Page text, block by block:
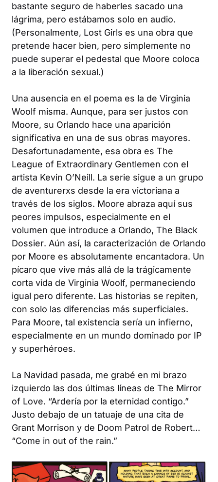
bastante seguro de haberles sacado una
lágrima, pero estábamos solo en audio.
(Personalmente, Lost Girls es una obra que
pretende hacer bien, pero simplemente no
puede superar el pedestal que Moore coloca
a la liberación sexual.)
Una ausencia en el poema es la de Virginia
Woolf misma. Aunque, para ser justos con
Moore, su Orlando hace una aparición
significativa en una de sus obras mayores.
Desafortunadamente, esa obra es The
League of Extraordinary Gentlemen con el
artista Kevin O’Neill. La serie sigue a un grupo
de aventurerxs desde la era victoriana a
través de los siglos. Moore abraza aquí sus
peores impulsos, especialmente en el
volumen que introduce a Orlando, The Black
Dossier. Aún así, la caracterización de Orlando
por Moore es absolutamente encantadora. Un
pícaro que vive más allá de la trágicamente
corta vida de Virginia Woolf, permaneciendo
igual pero diferente. Las historias se repiten,
con solo las diferencias más superficiales.
Para Moore, tal existencia sería un infierno,
especialmente en un mundo dominado por IP
y superhéroes.
La Navidad pasada, me grabé en mi brazo
izquierdo las dos últimas líneas de The Mirror
of Love. “Ardería por la eternidad contigo.”
Justo debajo de un tatuaje de una cita de
Grant Morrison y de Doom Patrol de Robert…
“Come in out of the rain.”